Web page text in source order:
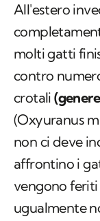
All'estero
molti gatti
contro
crotali
(Oxyuranus
non ci deve
affrontino i
vengono
ugualmente